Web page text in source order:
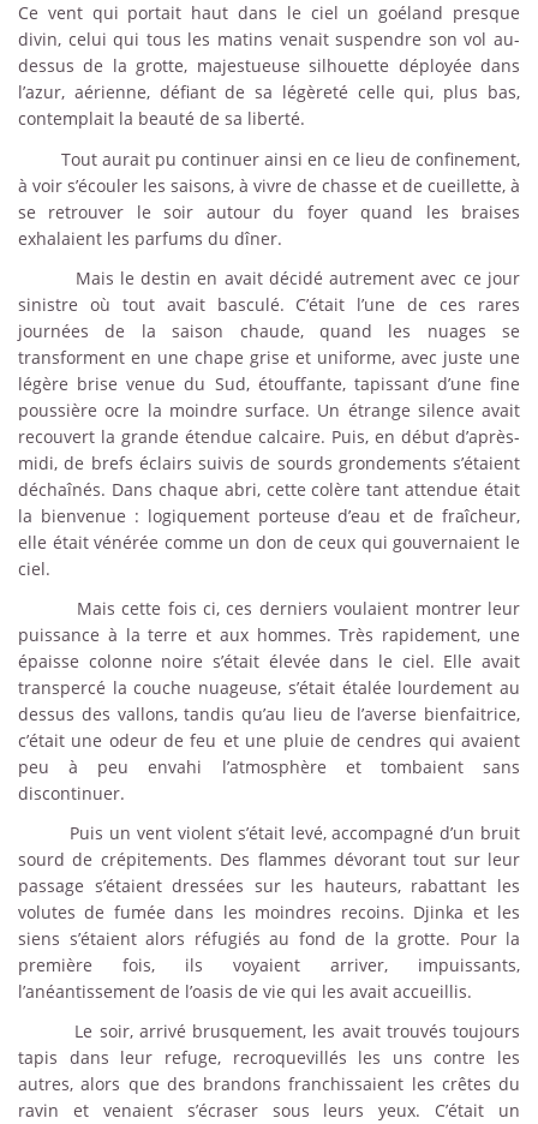
Ce vent qui portait haut dans le ciel un goéland presque
divin, celui qui tous les matins venait suspendre son vol au-
dessus de la grotte, majestueuse silhouette déployée dans
l’azur, aérienne, défiant de sa légèreté celle qui, plus bas,
contemplait la beauté de sa liberté.
Tout aurait pu continuer ainsi en ce lieu de confinement,
à voir s’écouler les saisons, à vivre de chasse et de cueillette, à
se retrouver le soir autour du foyer quand les braises
exhalaient les parfums du dîner.
Mais le destin en avait décidé autrement avec ce jour
sinistre où tout avait basculé. C’était l’une de ces rares
journées de la saison chaude, quand les nuages se
transforment en une chape grise et uniforme, avec juste une
légère brise venue du Sud, étouffante, tapissant d’une fine
poussière ocre la moindre surface. Un étrange silence avait
recouvert la grande étendue calcaire. Puis, en début d’après-
midi, de brefs éclairs suivis de sourds grondements s’étaient
déchaînés. Dans chaque abri, cette colère tant attendue était
la bienvenue : logiquement porteuse d’eau et de fraîcheur,
elle était vénérée comme un don de ceux qui gouvernaient le
ciel.
Mais cette fois ci, ces derniers voulaient montrer leur
puissance à la terre et aux hommes. Très rapidement, une
épaisse colonne noire s’était élevée dans le ciel. Elle avait
transpercé la couche nuageuse, s’était étalée lourdement au
dessus des vallons, tandis qu’au lieu de l’averse bienfaitrice,
c’était une odeur de feu et une pluie de cendres qui avaient
peu à peu envahi l’atmosphère et tombaient sans
discontinuer.
Puis un vent violent s’était levé, accompagné d’un bruit
sourd de crépitements. Des flammes dévorant tout sur leur
passage s’étaient dressées sur les hauteurs, rabattant les
volutes de fumée dans les moindres recoins. Djinka et les
siens s’étaient alors réfugiés au fond de la grotte. Pour la
première fois, ils voyaient arriver, impuissants,
l’anéantissement de l’oasis de vie qui les avait accueillis.
Le soir, arrivé brusquement, les avait trouvés toujours
tapis dans leur refuge, recroquevillés les uns contre les
autres, alors que des brandons franchissaient les crêtes du
ravin et venaient s’écraser sous leurs yeux. C’était un